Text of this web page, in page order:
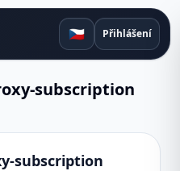
nástroje 🇨🇿 Přihlášení
subscription
subscription